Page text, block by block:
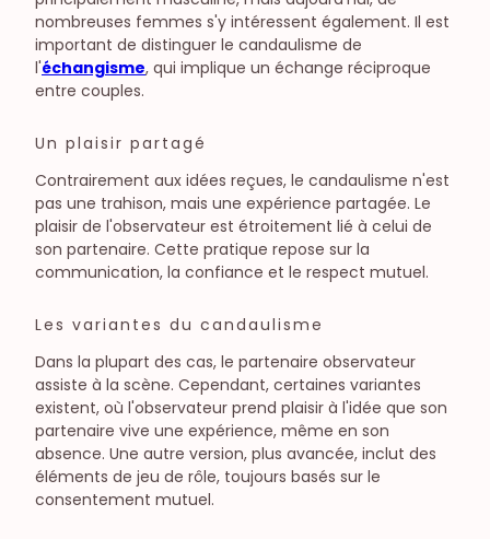
nombreuses femmes s'y intéressent également. Il est
important de distinguer le candaulisme de
l'échangisme, qui implique un échange réciproque
entre couples.
Un plaisir partagé
Contrairement aux idées reçues, le candaulisme n'est
pas une trahison, mais une expérience partagée. Le
plaisir de l'observateur est étroitement lié à celui de
son partenaire. Cette pratique repose sur la
communication, la confiance et le respect mutuel.
Les variantes du candaulisme
Dans la plupart des cas, le partenaire observateur
assiste à la scène. Cependant, certaines variantes
existent, où l'observateur prend plaisir à l'idée que son
partenaire vive une expérience, même en son
absence. Une autre version, plus avancée, inclut des
éléments de jeu de rôle, toujours basés sur le
consentement mutuel.